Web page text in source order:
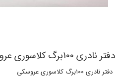
دفتر نادری ١٠٠برگ كلاسورى عروسكى
دفتر نادری ١٠٠برگ كلاسورى عروسكى